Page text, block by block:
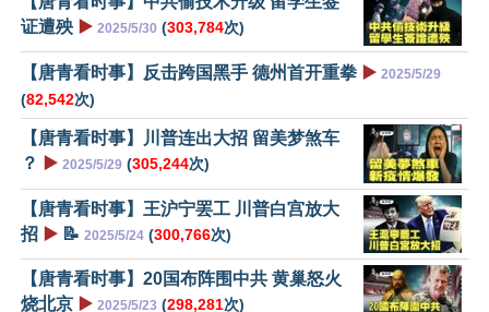
证遭殃 ▶️ 2025/5/30 (303,784次)
【唐青看时事】反击跨国黑手 德州首开重拳 ▶️ 2025/5/29
(82,542次)
【唐青看时事】川普连出大招 留美梦煞车
？
▶️ 2025/5/29 (305,244次)
【唐青看时事】王沪宁罢工 川普白宫放大
招 ▶️ 📝 2025/5/24 (300,766次)
【唐青看时事】20国布阵围中共 黄巢怒火
烧北京 ▶️ 2025/5/23 (298,281次)